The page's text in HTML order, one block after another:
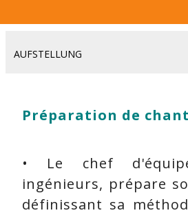
AUFSTELLUNG
Préparation de
• Le chef
ingénieurs, prépare
définissant sa